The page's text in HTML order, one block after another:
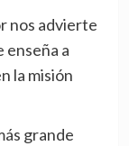
nos advierte
enseña a
la misión
grande